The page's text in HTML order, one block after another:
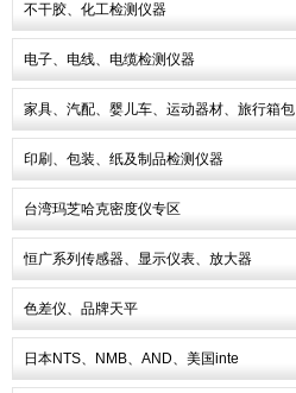
不干胶、化工检测仪器
电子、电线、电缆检测仪器
家具、汽配、婴儿车、运动器材、旅行箱包
印刷、包装、纸及制品检测仪器
台湾玛芝哈克密度仪专区
恒广系列传感器、显示仪表、放大器
色差仪、品牌天平
日本NTS、NMB、AND、美国inte